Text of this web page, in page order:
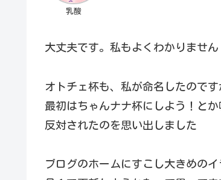
乳酸
大丈夫です。私もよくわかりません
オトチェ杯も、私が命名したのです
最初はちゃんナナ杯にしよう！とか
反対されたのを思い出しました
ブログのホームにすこし大きめの